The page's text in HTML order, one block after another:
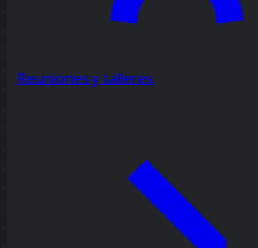
Reuniones y talleres